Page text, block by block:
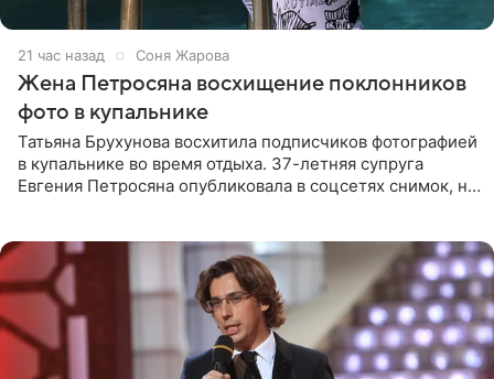
21 час назад Соня Жарова
Жена Петросяна восхищение поклонников
фото в купальнике
Татьяна Брухунова восхитила подписчиков фотографией
в купальнике во время отдыха. 37-летняя супруга
Евгения Петросяна опубликовала в соцсетях снимок, на